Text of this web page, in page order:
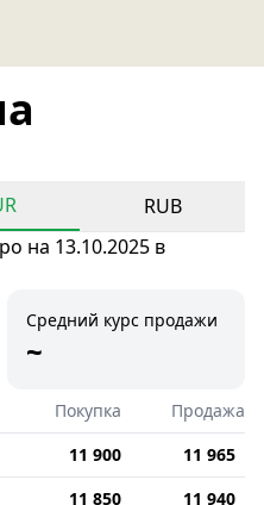
RUB
на 13.10.2025 в
Средний курс продажи
~
Покупка
Продажа
11 900
11 965
11 850
11 940